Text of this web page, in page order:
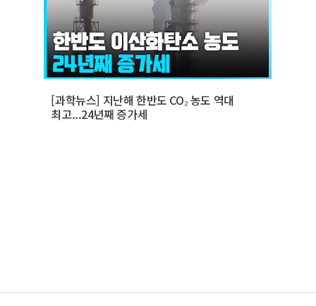
[과학뉴스] 지난해 한반도 CO₂ 농도 역대
최고...24년째 증가세